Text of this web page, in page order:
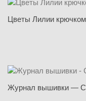
Цветы Лилии
Журнал вышивки —